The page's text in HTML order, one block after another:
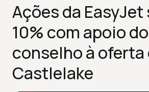
Ações da EasyJet
10% com apoio do
conselho à oferta
Castlelake